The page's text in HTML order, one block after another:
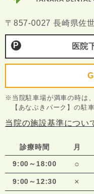
〒857-0027 長崎県佐
医院
※当院駐車場が満車の時は
【あなぶきパーク】の駐
当院の施設基準につい
診療時間 月
9:00～18:00 ○
9:00～12:30 ×